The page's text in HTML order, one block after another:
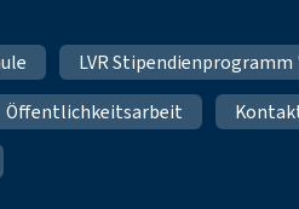
LVR Stipendienprogramm
Öffentlichkeitsarbeit